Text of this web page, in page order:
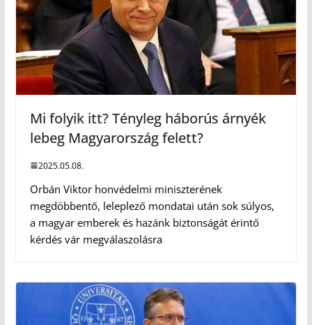
Mi folyik itt? Tényleg háborús árnyék
lebeg Magyarország felett?
2025.05.08.
Orbán Viktor honvédelmi miniszterének
megdöbbentő, leleplező mondatai után sok súlyos,
a magyar emberek és hazánk biztonságát érintő
kérdés vár megválaszolásra